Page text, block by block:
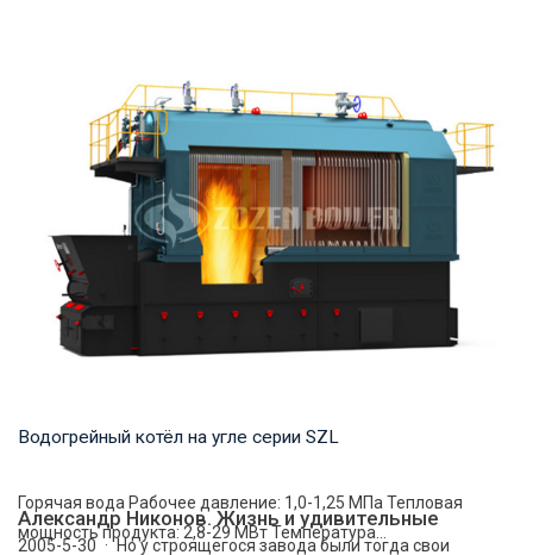
Водогрейный котёл на угле серии SZL
Горячая вода Рабочее давление: 1,0-1,25 МПа Тепловая
мощность продукта: 2,8-29 МВт Температура...
Александр Никонов. Жизнь и удивительные
2005-5-30 · Но у строящегося завода были тогда свои